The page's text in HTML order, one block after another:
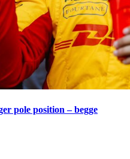
pole position – begge